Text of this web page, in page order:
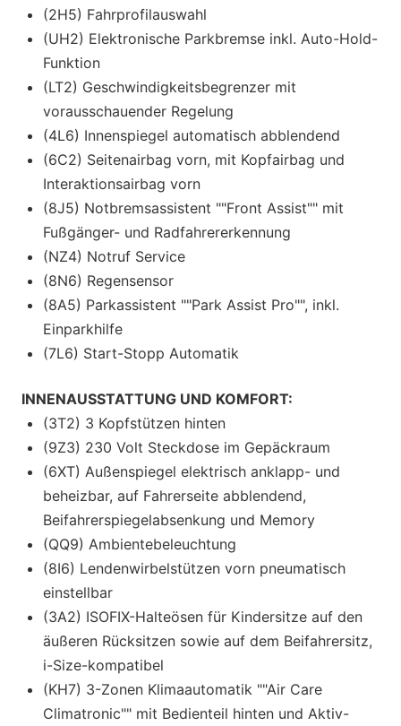
(2H5) Fahrprofilauswahl
(UH2) Elektronische Parkbremse inkl. Auto-Hold-
Funktion
(LT2) Geschwindigkeitsbegrenzer mit
vorausschauender Regelung
(4L6) Innenspiegel automatisch abblendend
(6C2) Seitenairbag vorn, mit Kopfairbag und
Interaktionsairbag vorn
(8J5) Notbremsassistent ""Front Assist"" mit
Fußgänger- und Radfahrererkennung
(NZ4) Notruf Service
(8N6) Regensensor
(8A5) Parkassistent ""Park Assist Pro"", inkl.
Einparkhilfe
(7L6) Start-Stopp Automatik
INNENAUSSTATTUNG UND KOMFORT:
(3T2) 3 Kopfstützen hinten
(9Z3) 230 Volt Steckdose im Gepäckraum
(6XT) Außenspiegel elektrisch anklapp- und
beheizbar, auf Fahrerseite abblendend,
Beifahrerspiegelabsenkung und Memory
(QQ9) Ambientebeleuchtung
(8I6) Lendenwirbelstützen vorn pneumatisch
einstellbar
(3A2) ISOFIX-Halteösen für Kindersitze auf den
äußeren Rücksitzen sowie auf dem Beifahrersitz,
i-Size-kompatibel
(KH7) 3-Zonen Klimaautomatik ""Air Care
Climatronic"" mit Bedienteil hinten und Aktiv-